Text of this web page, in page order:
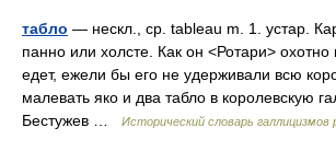
табло — нескл., ср. tableau m. 1. устар.
панно или холсте. Как он <Ротари>
едет, ежели бы его не удерживали всю
малевать яко и два табло в королевскую
Бестужев …
Исторический словарь галлицизмов